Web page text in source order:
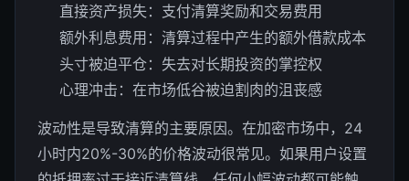
直接资产损失：支付清算奖励和交易费用
额外利息费用：清算过程中产生的额外借款成本
头寸被迫平仓：失去对长期投资的掌控权
心理冲击：在市场低谷被迫割肉的沮丧感
波动性是导致清算的主要原因。在加密市场中，24
小时内20%-30%的价格波动很常见。如果用户设置